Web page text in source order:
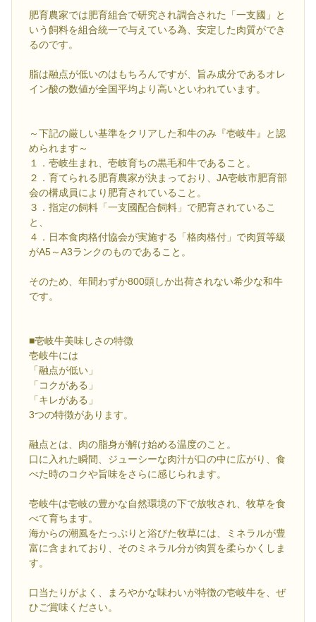
肥育農家では肥育組合で研究され調合された「一支國」と
いう飼料を組合統一で与えている為、安定した肉質ができ
るのです。
脂は融点が低いのはもちろんですが、旨み成分であるオレ
イン酸の数値が全国平均より高いといわれています。
～下記の厳しい基準をクリアした和牛のみ『壱岐牛』と認
められます～
１．壱岐生まれ、壱岐育ちの黒毛和牛であること。
２．育てられる肥育農家が決まっており、JA壱岐市肥育部
会の構成員により肥育されていること。
３．指定の飼料「一支國配合飼料」で肥育されているこ
と、
４．日本食肉格付協会が実施する「格肉格付」で肉質等級
がA5～A3ランクのものであること。
そのため、年間わずか800頭しか出荷されない希少な和牛
です。
■壱岐牛美味しさの特徴
壱岐牛には
「融点が低い」
「コクがある」
「キレがある」
3つの特徴があります。
融点とは、肉の脂身が解け始める温度のこと。
口に入れた瞬間、ジューシーな肉汁が口の中に広がり、食
べた時のコクや旨味をさらに感じられます。
壱岐牛は壱岐の豊かな自然環境の下で放牧され、牧草を食
べて育ちます。
海からの潮風をたっぷりと浴びた牧草には、ミネラルが豊
富に含まれており、そのミネラル分が肉質を柔らかくしま
す。
口当たりがよく、まろやかな味わいが特徴の壱岐牛を、ぜ
ひご賞味ください。